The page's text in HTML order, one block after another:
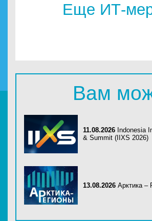
Еще ИТ-
Вам
11.08.2026 Indonesia
& Summit (IIXS 2026)
13.08.2026 Арктика –